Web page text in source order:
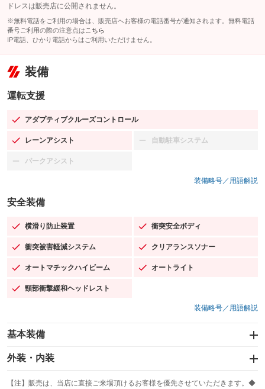
ドレスは販売店に公開されません。
※無料電話をご利用の場合は、販売店へお客様の電話番号が通知されます。無料電話
番号ご利用の際の注意点は こちら
IP電話、ひかり電話からはご利用いただけません。
装備
運転支援
アダプティブクルーズコントロール
：装備あり
レーンアシスト
：装備あり 自動駐車システム
：装備なし
パークアシスト
：装備なし
装備略号／用語解説
安全装備
横滑り防止装置
：装備あり 衝突安全ボディ
：装備あり
衝突被害軽減システム
：装備あり クリアランスソナー
：装備あり
オートマチックハイビーム
：装備あり オートライト
：装備あり
頸部衝撃緩和ヘッドレスト
：装備あり
装備略号／用語解説
基本装備
エアバッグ：運転席/助手席/サイド
：装備あり
：装備なし
外装・内装
カーナビ：SDナビ
：装備あり
【注】販売は、当店に直接ご来場頂けるお客様を優先させていただきます。◆